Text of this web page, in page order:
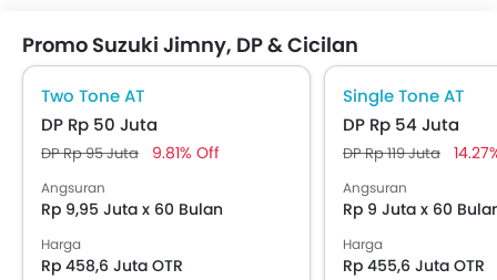
Promo Suzuki Jimny, DP & Cicilan
Two Tone AT
DP Rp 50 Juta
DP Rp 95 Juta 9.81% Off
Angsuran
Rp 9,95 Juta x 60 Bulan
Harga
Rp 458,6 Juta OTR
Single Tone AT
DP Rp 54 Juta
DP Rp 119 Juta
Angsuran
Rp 9 Juta x 60
Harga
Rp 455,6 Juta OTR